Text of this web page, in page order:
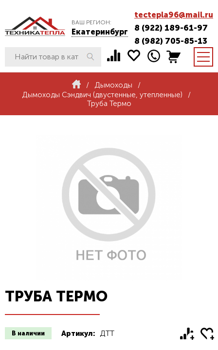
ВАШ РЕГИОН:
Екатеринбург
tectepla96@mail.ru
8 (922) 189-61-97
8 (982) 705-85-13
/ Дымоходы
/
Дымоходы Сэндвич (двустенные, утепленные)
/
Труба Термо
ТРУБА ТЕРМО
В наличии Артикул: ДТТ